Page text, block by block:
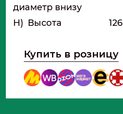
диаметр внизу
H) Высота 126
Купить в розницу